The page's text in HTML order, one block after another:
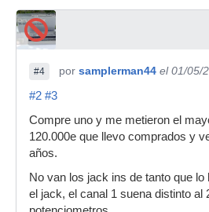
#4 por samplerman44 el 01/05/
#2 #3
Compre uno y me metieron el
120.000e que llevo comprados y
años.
No van los jack ins de tanto que
el jack, el canal 1 suena distinto al